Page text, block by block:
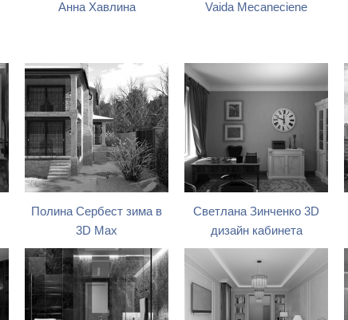
Анна Хавлина Vaida Mecaneciene
Полина Сербест зима в
3D Max
Светлана Зинченко 3D
дизайн кабинета